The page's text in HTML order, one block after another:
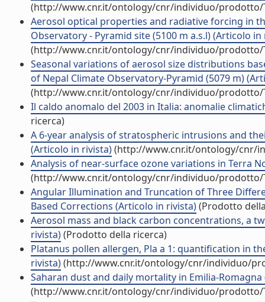
(http://www.cnr.it/ontology/cnr/individuo/prodotto/
Aerosol optical properties and radiative forcing in
Observatory - Pyramid site (5100 m a.s.l) (Articolo in
(http://www.cnr.it/ontology/cnr/individuo/prodotto/
Seasonal variations of aerosol size distributions
of Nepal Climate Observatory-Pyramid (5079 m)
(http://www.cnr.it/ontology/cnr/individuo/prodotto/
Il caldo anomalo del 2003 in Italia: anomalie
ricerca)
A 6-year analysis of stratospheric intrusions and
(Articolo in rivista)(http://www.cnr.it/ontology/cnr/
Analysis of near-surface ozone variations in Terra
(http://www.cnr.it/ontology/cnr/individuo/prodotto/
Angular Illumination and Truncation of Three
Based Corrections (Articolo in rivista)(Prodotto
Aerosol mass and black carbon concentrations, a
rivista)(Prodotto della ricerca)
Platanus pollen allergen, Pla a 1: quantification in
rivista)(http://www.cnr.it/ontology/cnr/individuo/
Saharan dust and daily mortality in Emilia-
(http://www.cnr.it/ontology/cnr/individuo/prodotto/